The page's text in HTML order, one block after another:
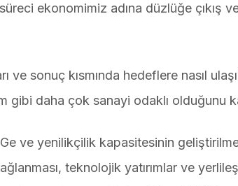
ekonomimiz adına düzlüğe çıkış
ve sonuç kısmında hedeflere nasıl
gibi daha çok sanayi odaklı olduğunu
Ge ve yenilikçilik kapasitesinin
teknolojik yatırımlar ve